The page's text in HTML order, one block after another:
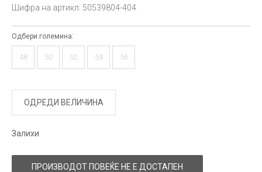
Шифра на артикл: 50539804-404
Одбери големина:
48 50 52 54 56
ОДРЕДИ ВЕЛИЧИНА
Залихи
ПРОИЗВОДОТ ПОВЕЌЕ НЕ Е ДОСТАПЕН